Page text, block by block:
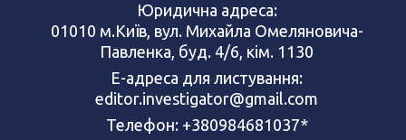
Юридична адреса:
01010 м.Київ, вул. Михайла Омеляновича-
Павленка, буд. 4/6, кім. 1130
Е-адреса для листування:
editor.investigator@gmail.com
Телефон: +380984681037*